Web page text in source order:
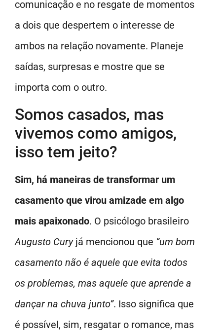
comunicação e no resgate de momentos
a dois que despertem o interesse de
ambos na relação novamente. Planeje
saídas, surpresas e mostre que se
importa com o outro.
Somos casados, mas
vivemos como amigos,
isso tem jeito?
Sim, há maneiras de transformar um
casamento que virou amizade em algo
mais apaixonado. O psicólogo brasileiro
Augusto Curyjá mencionou que “um bom
casamento não é aquele que evita todos
os problemas, mas aquele que aprende a
dançar na chuva junto”. Isso significa que
é possível, sim, resgatar o romance, mas